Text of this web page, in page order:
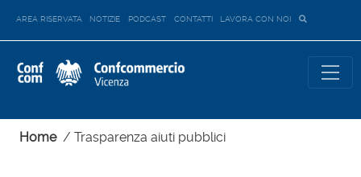
AREA RISERVATA NOTIZIE PODCAST CONTATTI LAVORA CON NOI
Home/ Trasparenza aiuti pubblici